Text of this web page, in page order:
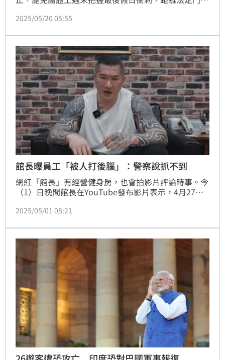
工到基隆百福黃昏市場舉牌拚連署份數，結果遭一名婦
杓，後果恐怕不堪設想。
2025/05/20 05:55
館長曝員工「被人打後腦」：警察說抓不到
網紅「館長」有經營健身房，也會拍影片評論時事。今
（1）日晚間館長在YouTube發布影片表示，4月27
子」重擊後腦勺，對方還嚴厲批評館長在426的發言，
（犯人）」；這讓他感嘆「我們的政治不應該搞得如此
對立」。
2025/05/01 08:21